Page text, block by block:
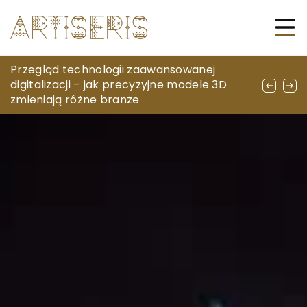
Dlaczego warto wybrać warcaby jako
hobby?
Przegląd technologii zaawansowanej
digitalizacji – jak precyzyjne modele 3D
zmieniają różne branże
Jak wydłużyć żywotność twojej maszyny do
cięcia strumieniem wodnym: Praktyczne
porady i zalecenia